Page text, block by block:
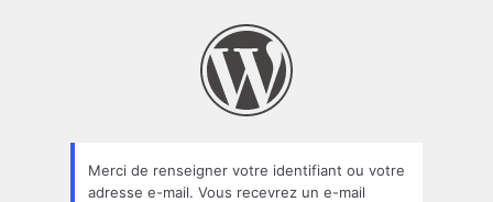
oublié
Merci de renseigner votre identifiant ou votre
adresse e-mail. Vous recevrez un e-mail